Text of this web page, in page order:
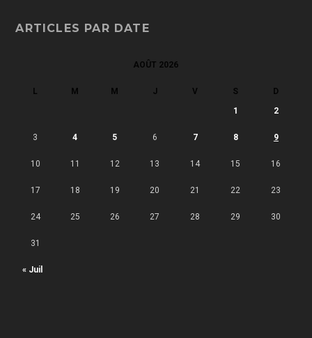
ARTICLES PAR DATE
AOÛT 2026
L M M J V S D
« Juil
1 2
3 4 5 6 7 8 9
10 11 12 13 14 15 16
17 18 19 20 21 22 23
24 25 26 27 28 29 30
31